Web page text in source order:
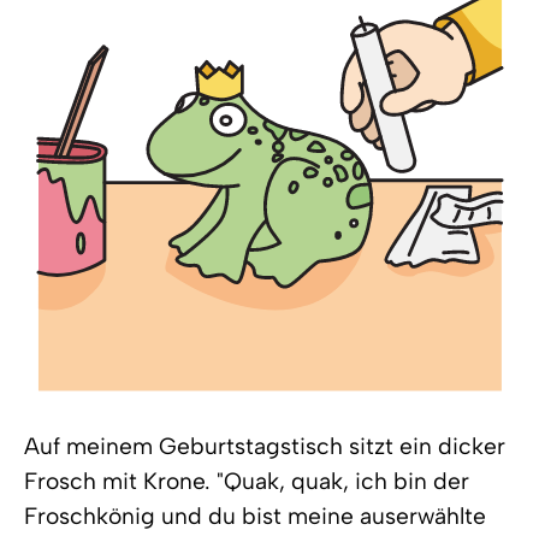
Auf meinem Geburtstagstisch sitzt ein dicker
Frosch mit Krone. "Quak, quak, ich bin der
Froschkönig und du bist meine auserwählte